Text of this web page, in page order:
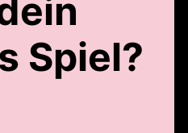
Spiel?